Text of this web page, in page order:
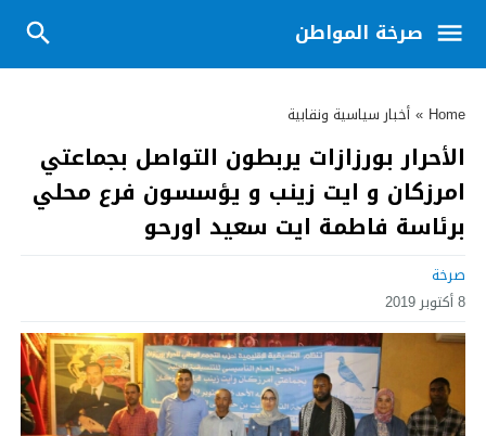
صرخة المواطن
Home
» أخبار سياسية ونقابية
الأحرار بورزازات يربطون التواصل بجماعتي
امرزكان و ايت زينب و يؤسسون فرع محلي
برئاسة فاطمة ايت سعيد اورحو
صرخة
8 أكتوبر 2019